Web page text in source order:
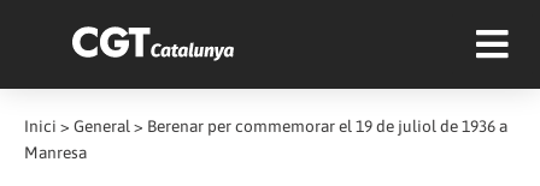
Inici > General > Berenar per commemorar el 19 de juliol de 1936 a
Manresa